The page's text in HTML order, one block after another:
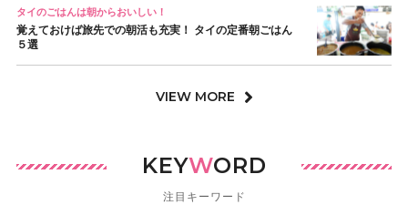
タイのごはんは朝からおいしい！
覚えておけば旅先での朝活も充実！ タイの定番朝ごはん
５選
VIEW MORE
KEYWORD
注目キーワード